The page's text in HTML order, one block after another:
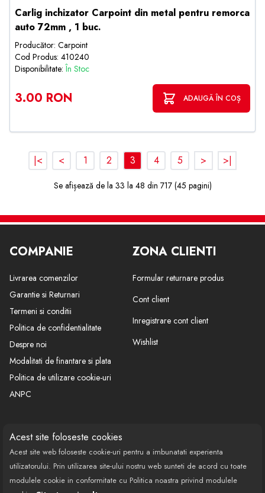
Acest site foloseste cookies
Acest site web foloseste cookie-uri pentru a imbunatati experienta
utilizatorului. Prin utilizarea site-ului nostru web sunteti de acord cu toate
modulele cookie in conformitate cu Politica noastra privind modulele
Carlig inchizator Carpoint din metal pentru remorca
auto 72mm , 1 buc.
Producător: Carpoint
Cod Produs: 410240
Disponibilitate:În Stoc
3.00 RON ADAUGĂ ÎN COȘ
|< < 1 2 3 4 5 > >|
Se afișează de la 33 la 48 din 717 (45 pagini)
COMPANIE
Livrarea comenzilor
Garantie si Returnari
Termeni si conditii
Politica de confidentialitate
Despre noi
Modalitati de finantare si plata
Politica de utilizare cookie-uri
ANPC
ZONA CLIENTI
Formular returnare produs
Cont client
Inregistrare cont client
Wishlist
CONTACT
Call Center: 0377 100 941
Program de lucru: Luni-Vineri